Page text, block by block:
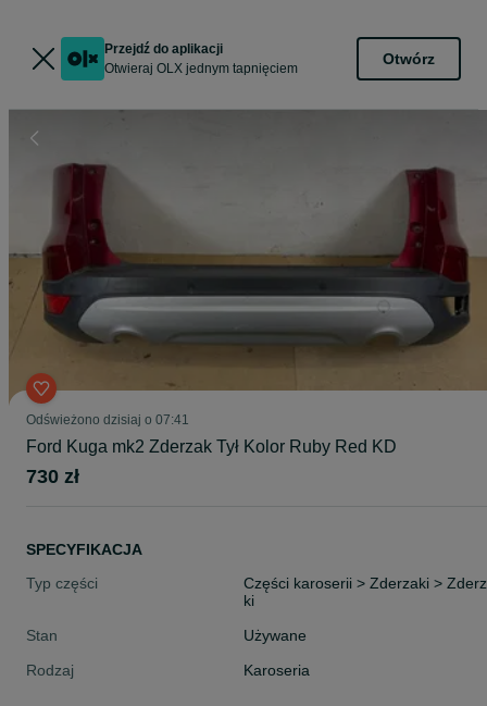
Przejdź do aplikacji
Otwieraj OLX jednym tapnięciem
Otwórz
Odświeżono dzisiaj o 07:41
Ford Kuga mk2 Zderzak Tył Kolor Ruby Red KD
730 zł
SPECYFIKACJA
Typ części
Części karoserii > Zderzaki >
ki
Stan
Używane
Rodzaj
Karoseria